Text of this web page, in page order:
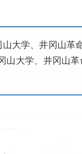
大学、井冈山革
山大学、井冈山